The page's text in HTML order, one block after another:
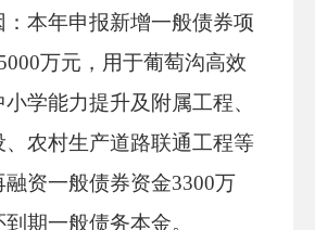
：本年申报新增一般债券项
万元，用于葡萄沟高效
小学能力提升及附属工程、
农村生产道路联通工程等
资一般债券资金3300万
期一般债务本金。